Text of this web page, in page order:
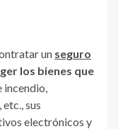
un seguro
los bienes que
incendio,
sus
electrónicos y